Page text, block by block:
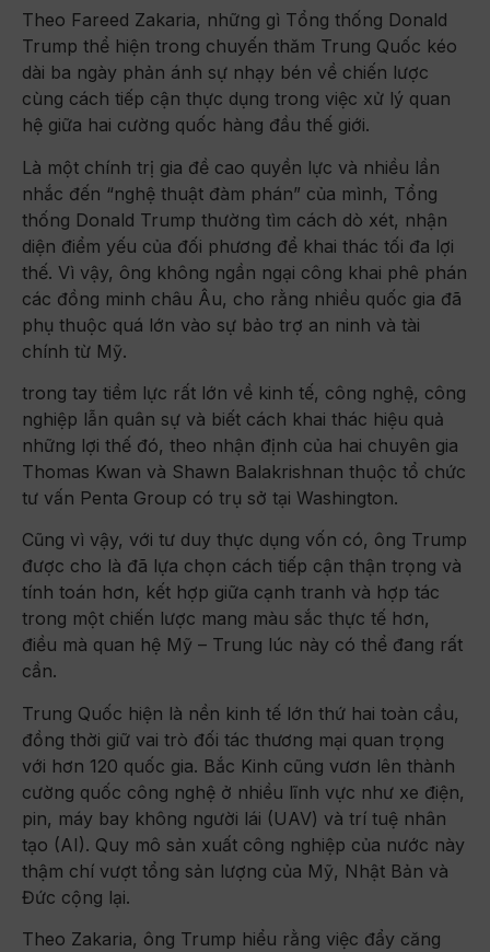
Theo Fareed Zakaria, những gì Tổng thống Donald
Trump thể hiện trong chuyến thăm Trung Quốc kéo
dài ba ngày phản ánh sự nhạy bén về chiến lược
cùng cách tiếp cận thực dụng trong việc xử lý quan
hệ giữa hai cường quốc hàng đầu thế giới.
Là một chính trị gia đề cao quyền lực và nhiều lần
nhắc đến “nghệ thuật đàm phán” của mình, Tổng
thống Donald Trump thường tìm cách dò xét, nhận
diện điểm yếu của đối phương để khai thác tối đa lợi
thế. Vì vậy, ông không ngần ngại công khai phê phán
các đồng minh châu Âu, cho rằng nhiều quốc gia đã
phụ thuộc quá lớn vào sự bảo trợ an ninh và tài
chính từ Mỹ.
trong tay tiềm lực rất lớn về kinh tế, công nghệ, công
nghiệp lẫn quân sự và biết cách khai thác hiệu quả
những lợi thế đó, theo nhận định của hai chuyên gia
Thomas Kwan và Shawn Balakrishnan thuộc tổ chức
tư vấn Penta Group có trụ sở tại Washington.
Cũng vì vậy, với tư duy thực dụng vốn có, ông Trump
được cho là đã lựa chọn cách tiếp cận thận trọng và
tính toán hơn, kết hợp giữa cạnh tranh và hợp tác
trong một chiến lược mang màu sắc thực tế hơn,
điều mà quan hệ Mỹ – Trung lúc này có thể đang rất
cần.
Trung Quốc hiện là nền kinh tế lớn thứ hai toàn cầu,
đồng thời giữ vai trò đối tác thương mại quan trọng
với hơn 120 quốc gia. Bắc Kinh cũng vươn lên thành
cường quốc công nghệ ở nhiều lĩnh vực như xe điện,
pin, máy bay không người lái (UAV) và trí tuệ nhân
tạo (AI). Quy mô sản xuất công nghiệp của nước này
thậm chí vượt tổng sản lượng của Mỹ, Nhật Bản và
Đức cộng lại.
Theo Zakaria, ông Trump hiểu rằng việc đẩy căng